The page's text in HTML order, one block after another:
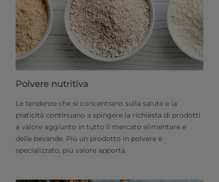
Polvere nutritiva
Le tendenze che si concentrano sulla salute e la
praticità continuano a spingere la richiesta di prodotti
a valore aggiunto in tutto il mercato alimentare e
delle bevande. Più un prodotto in polvere è
specializzato, più valore apporta.